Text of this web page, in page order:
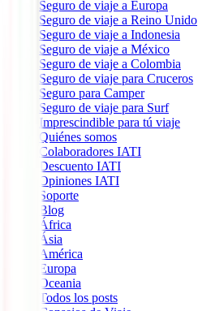
Seguro de viaje a Europa
Seguro de viaje a Reino Unido
Seguro de viaje a Indonesia
Seguro de viaje a México
Seguro de viaje a Colombia
Seguro de viaje para Cruceros
Seguro para Camper
Seguro de viaje para Surf
Imprescindible para tú viaje
Quiénes somos
Colaboradores IATI
Descuento IATI
Opiniones IATI
Soporte
Blog
África
Ásia
América
Europa
Oceania
Todos los posts